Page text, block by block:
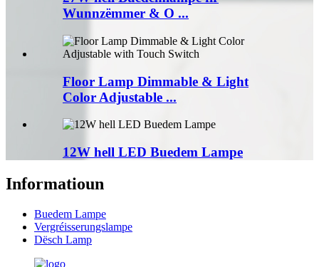
Wunnzëmmer & O ...
Floor Lamp Dimmable & Light
Color Adjustable ...
12W hell LED Buedem Lampe
Informatioun
Buedem Lampe
Vergréisserungslampe
Dësch Lamp